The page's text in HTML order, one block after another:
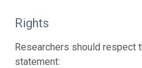
Rights
Researchers should respect
statement: